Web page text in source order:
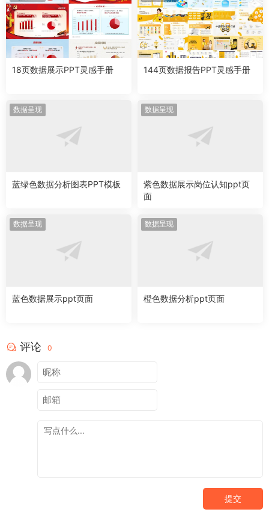
18页数据展示PPT灵感手册 144页数据报告PPT灵感手册
数据呈现
蓝绿色数据分析图表PPT模板
数据呈现
紫色数据展示岗位认知ppt页
面
数据呈现
蓝色数据展示ppt页面
数据呈现
橙色数据分析ppt页面
评论 0
提交